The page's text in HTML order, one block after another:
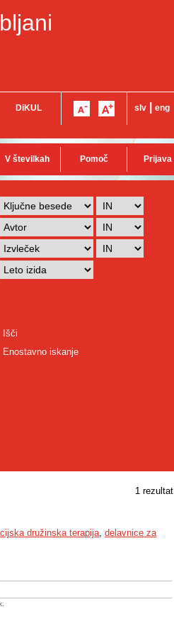
DiKUL slv eng
V številkah Pomoč Prijava
Išči
Enostavno iskanje
1 rezultat
družinska terapija, delavnice za